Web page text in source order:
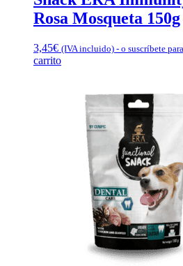
Rosa Mosqueta 150g
3,45€ (IVA incluido) - o suscríbete
carrito